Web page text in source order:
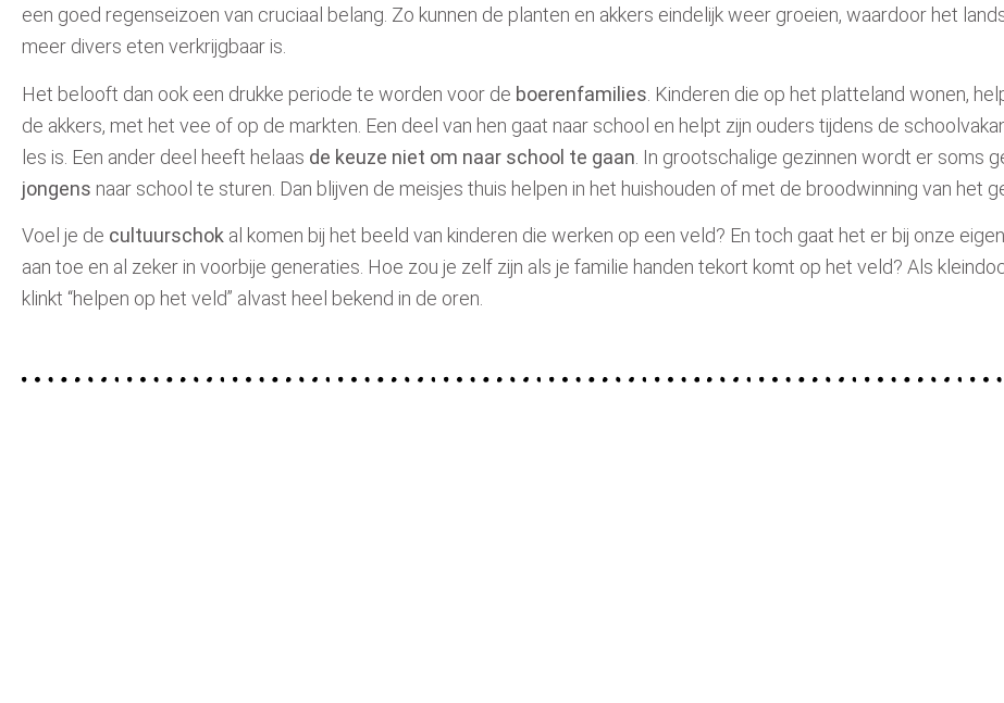
een goed regenseizoen van cruciaal belang. Zo kunnen de planten en akkers eindelijk weer groeien, waardoor het
meer divers eten verkrijgbaar is.
Het belooft dan ook een drukke periode te worden voor de boerenfamilies . Kinderen die op het platteland wonen,
de akkers, met het vee of op de markten. Een deel van hen gaat naar school en helpt zijn ouders tijdens de
les is. Een ander deel heeft helaas de keuze niet om naar school te gaan . In grootschalige gezinnen wordt er soms
jongens naar school te sturen. Dan blijven de meisjes thuis helpen in het huishouden of met de broodwinning van het
Voel je de cultuurschok al komen bij het beeld van kinderen die werken op een veld? En toch gaat het er bij onze
aan toe en al zeker in voorbije generaties. Hoe zou je zelf zijn als je familie handen tekort komt op het veld? Als
klinkt “helpen op het veld” alvast heel bekend in de oren.